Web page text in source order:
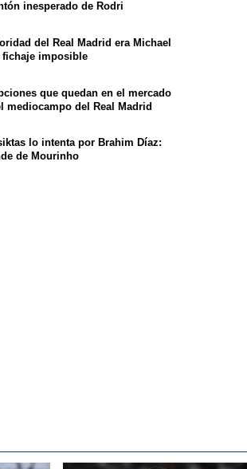
inesperado de Rodri
del Real Madrid era Michael
fichaje imposible
que quedan en el mercado
mediocampo del Real Madrid
lo intenta por Brahim Díaz:
de Mourinho